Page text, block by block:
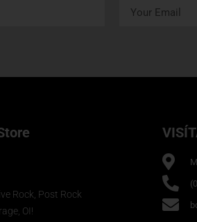
Rock, Post Rock
OI!